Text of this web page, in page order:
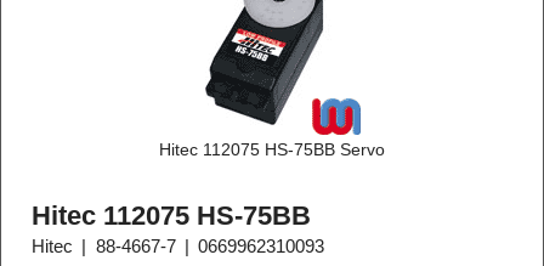
Hitec 112075 HS-75BB Servo
Hitec 112075 HS-75BB
Hitec 88-4667-7 0669962310093